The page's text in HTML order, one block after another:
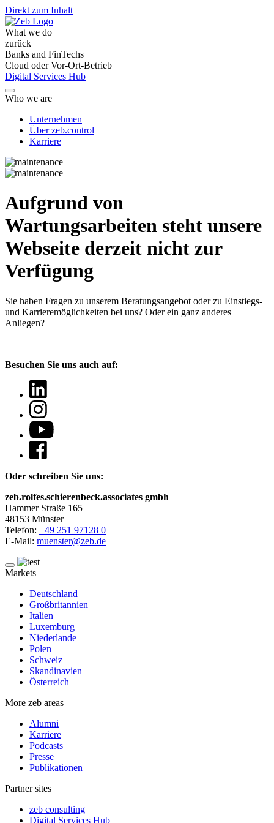
Direkt zum Inhalt
What we do
zurück
Banks and FinTechs
Cloud oder Vor-Ort-Betrieb
Digital Services Hub
Who we are
Unternehmen
Über zeb.control
Karriere
Aufgrund von
Wartungsarbeiten steht unsere
Webseite derzeit nicht zur
Verfügung
Sie haben Fragen zu unserem Beratungsangebot oder zu Einstiegs-
und Karrieremöglichkeiten bei uns? Oder ein ganz anderes
Anliegen?
Besuchen Sie uns auch auf:
Oder schreiben Sie uns:
zeb.rolfes.schierenbeck.associates gmbh
Hammer Straße 165
48153 Münster
Telefon: +49 251 97128 0
E-Mail: muenster@zeb.de
Markets
Deutschland
Großbritannien
Italien
Luxemburg
Niederlande
Polen
Schweiz
Skandinavien
Österreich
More zeb areas
Alumni
Karriere
Podcasts
Presse
Publikationen
Partner sites
zeb consulting
Digital Services Hub